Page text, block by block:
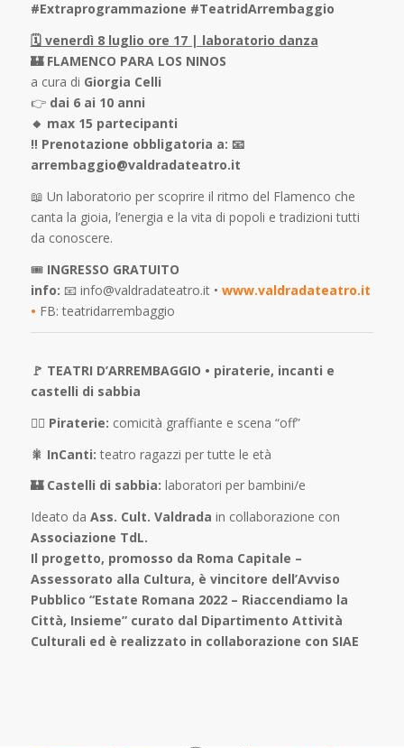
#Extraprogrammazione #TeatridArrembaggio
🗓 venerdì 8 luglio ore 17 | laboratorio danza
🏰 FLAMENCO PARA LOS NINOS
a cura di Giorgia Celli
👉 dai 6 ai 10 anni
🔸 max 15 partecipanti
‼ Prenotazione obbligatoria a: 📧
arrembaggio@valdradateatro.it
📖 Un laboratorio per scoprire il ritmo del Flamenco che
canta la gioia, l’energia e la vita di popoli e tradizioni tutti
da conoscere.
🎟INGRESSO GRATUITO
info: 📧 info@valdradateatro.it • www.valdradateatro.it
• FB: teatridarrembaggio
🚩 TEATRI D’ARREMBAGGIO • piraterie, incanti e
castelli di sabbia
🏴‍☠ Piraterie: comicità graffiante e scena “off”
🎇 InCanti: teatro ragazzi per tutte le età
🏰 Castelli di sabbia: laboratori per bambini/e
Ideato da Ass. Cult. Valdrada in collaborazione con
Associazione TdL.
Il progetto, promosso da Roma Capitale –
Assessorato alla Cultura, è vincitore dell’Avviso
Pubblico “Estate Romana 2022 – Riaccendiamo la
Città, Insieme” curato dal Dipartimento Attività
Culturali ed è realizzato in collaborazione con SIAE